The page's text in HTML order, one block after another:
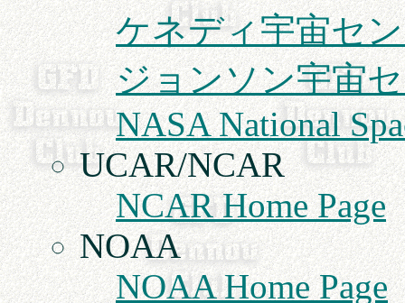
ケネディ宇宙セ
ジョンソン宇宙
NASA National
UCAR/NCAR
NCAR Home Page
NOAA
NOAA Home Page